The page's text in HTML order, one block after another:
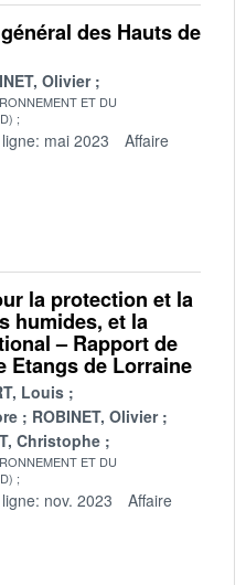
des Hauts de
Olivier
ET DU
mai 2023
Affaire
la protection et la
humides, et la
– Rapport de
Etangs de Lorraine
Louis
ROBINET, Olivier
Christophe
ET DU
nov. 2023
Affaire